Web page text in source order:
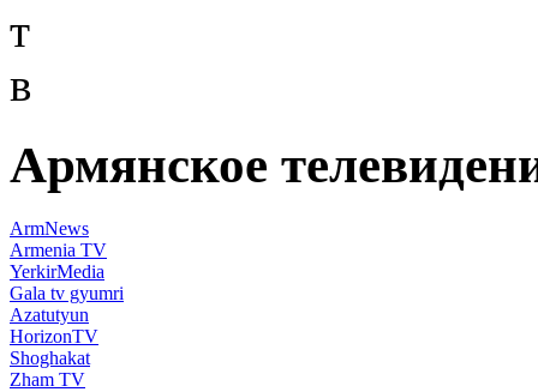
т
в
Армянское
ArmNews
Armenia TV
YerkirMedia
Gala tv gyumri
Azatutyun
HorizonTV
Shoghakat
Zham TV